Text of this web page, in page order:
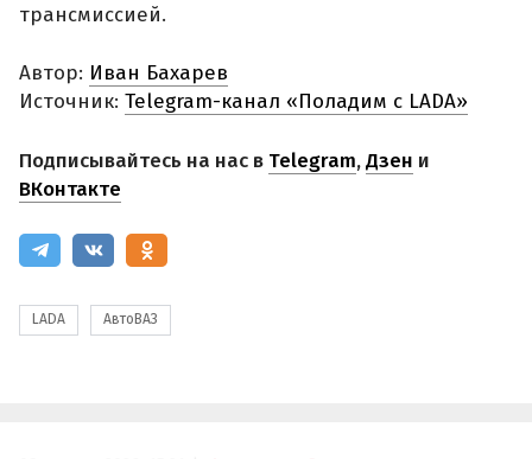
трансмиссией.
Автор: Иван Бахарев
Источник: Telegram-канал «Поладим с LADA»
Подписывайтесь на нас в Telegram,Дзен и
ВКонтакте
LADA АвтоВАЗ